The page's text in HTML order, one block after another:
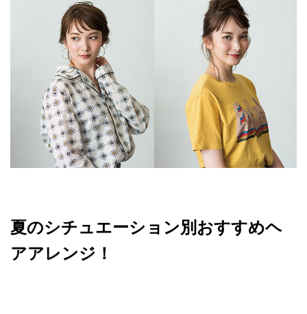
夏のシチュエーション別おすすめヘ
アアレンジ！